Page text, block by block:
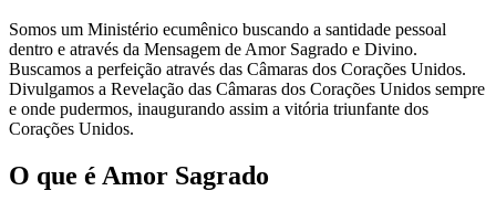
Somos um Ministério ecumênico buscando a santidade pessoal
dentro e através da Mensagem de Amor Sagrado e Divino.
Buscamos a perfeição através das Câmaras dos Corações Unidos.
Divulgamos a Revelação das Câmaras dos Corações Unidos sempre
e onde pudermos, inaugurando assim a vitória triunfante dos
Corações Unidos.
O que é Amor Sagrado